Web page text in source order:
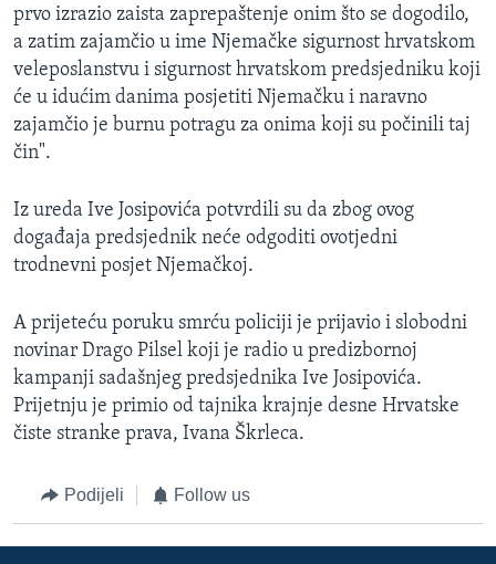
prvo izrazio zaista zaprepaštenje onim što se dogodilo,
a zatim zajamčio u ime Njemačke sigurnost hrvatskom
veleposlanstvu i sigurnost hrvatskom predsjedniku koji
će u idućim danima posjetiti Njemačku i naravno
zajamčio je burnu potragu za onima koji su počinili taj
čin".
Iz ureda Ive Josipovića potvrdili su da zbog ovog
događaja predsjednik neće odgoditi ovotjedni
trodnevni posjet Njemačkoj.
A prijeteću poruku smrću policiji je prijavio i slobodni
novinar Drago Pilsel koji je radio u predizbornoj
kampanji sadašnjeg predsjednika Ive Josipovića.
Prijetnju je primio od tajnika krajnje desne Hrvatske
čiste stranke prava, Ivana Škrleca.
Podijeli Follow us